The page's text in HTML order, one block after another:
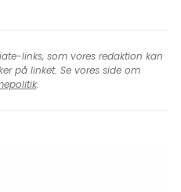
links, som vores redaktion kan
på linket. Se vores side om
.